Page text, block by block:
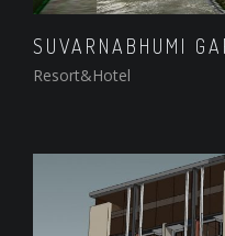
SUVARNABHUMI
Resort&Hotel